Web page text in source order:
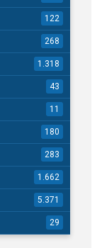
122
268
1.318
43
11
180
283
1.662
5.371
29